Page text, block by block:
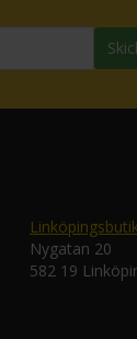
Nygatan 20
582 19